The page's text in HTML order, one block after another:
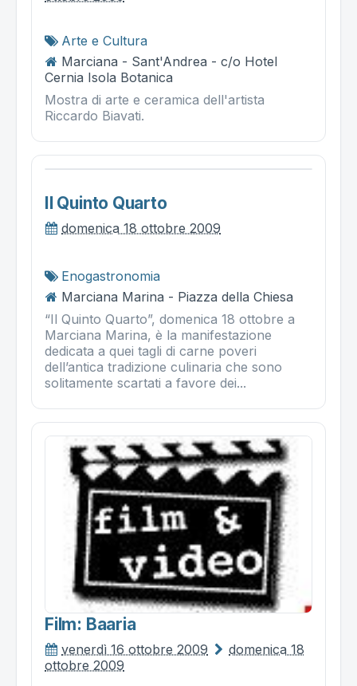
Arte e Cultura
Marciana - Sant'Andrea - c/o Hotel
Cernia Isola Botanica
Mostra di arte e ceramica dell'artista
Riccardo Biavati.
Il Quinto Quarto
domenica 18 ottobre 2009
Enogastronomia
Marciana Marina - Piazza della Chiesa
“Il Quinto Quarto”, domenica 18 ottobre a
Marciana Marina, è la manifestazione
dedicata a quei tagli di carne poveri
dell’antica tradizione culinaria che sono
solitamente scartati a favore dei...
Film: Baaria
venerdì 16 ottobre 2009
domenica 18
ottobre 2009